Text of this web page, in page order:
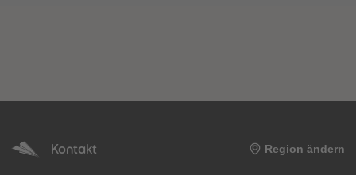
Kontakt Region ändern